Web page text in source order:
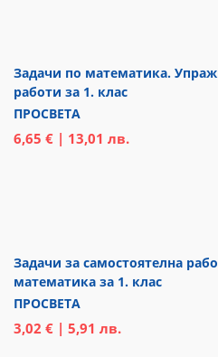
Задачи по математика.
работи за 1. клас
ПРОСВЕТА
6,65 € | 13,01 лв.
Задачи за самостоятелна
математика за 1. клас
ПРОСВЕТА
3,02 € | 5,91 лв.